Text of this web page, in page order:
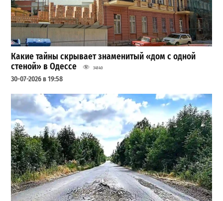
Какие тайны скрывает знаменитый «дом с одной
стеной» в Одессе
34140
30-07-2026 в 19:58